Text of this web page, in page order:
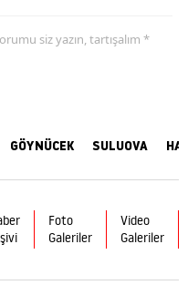
siz yazın, tartışalım *
GÖYNÜCEK SULUOVA
Foto
Galeriler
Video
Galeriler